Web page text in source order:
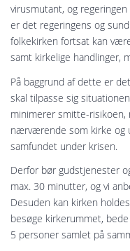
virusmutant, og
er det regeringens og
folkekirken fortsat kan
samt kirkelige handlinger,
På baggrund af dette er
skal tilpasse sig
minimerer smitte-
nærværende som kirke og
samfundet under krisen.
Derfor bør gudstjenester
max. 30 minutter, og vi
Desuden kan kirken
besøge kirkerummet,
5 personer samlet på